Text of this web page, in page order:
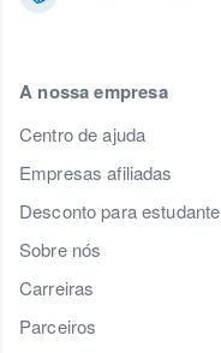
A nossa empresa
Centro de ajuda
Empresas afiliadas
Desconto para estudante
Sobre nós
Carreiras
Parceiros